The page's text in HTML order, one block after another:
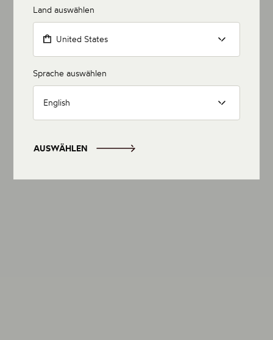
Land auswählen
United States
Sprache auswählen
English
AUSWÄHLEN